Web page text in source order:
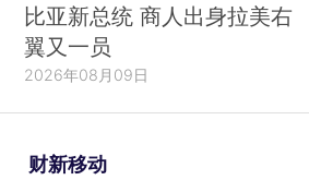
比亚新总统 商人出身拉美右
翼又一员
2026年08月09日
财新移动